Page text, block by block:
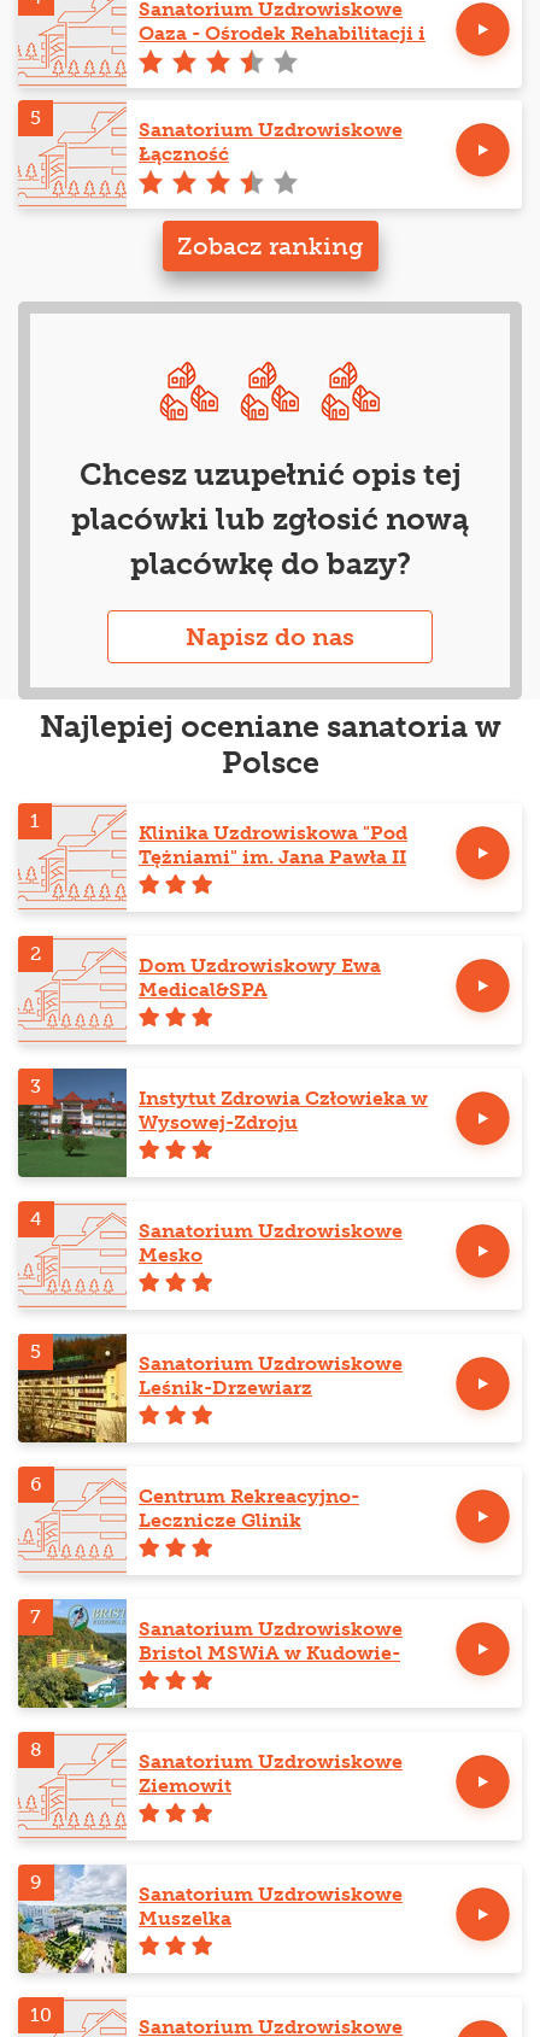
Sanatorium Uzdrowiskowe
Oaza - Ośrodek Rehabilitacji i
Odnowy Biologicznej
5
Sanatorium Uzdrowiskowe
Łączność
Zobacz ranking
Chcesz uzupełnić opis tej
placówki lub zgłosić nową
placówkę do bazy?
Napisz do nas
Najlepiej oceniane sanatoria w
Polsce
1
Klinika Uzdrowiskowa "Pod
Tężniami" im. Jana Pawła II
2
Dom Uzdrowiskowy Ewa
Medical&SPA
3
Instytut Zdrowia Człowieka w
Wysowej-Zdroju
4
Sanatorium Uzdrowiskowe
Mesko
5
Sanatorium Uzdrowiskowe
Leśnik-Drzewiarz
6
Centrum Rekreacyjno-
Lecznicze Glinik
7
Sanatorium Uzdrowiskowe
Bristol MSWiA w Kudowie-
Zdroju
8
Sanatorium Uzdrowiskowe
Ziemowit
9
Sanatorium Uzdrowiskowe
Muszelka
10
Sanatorium Uzdrowiskowe